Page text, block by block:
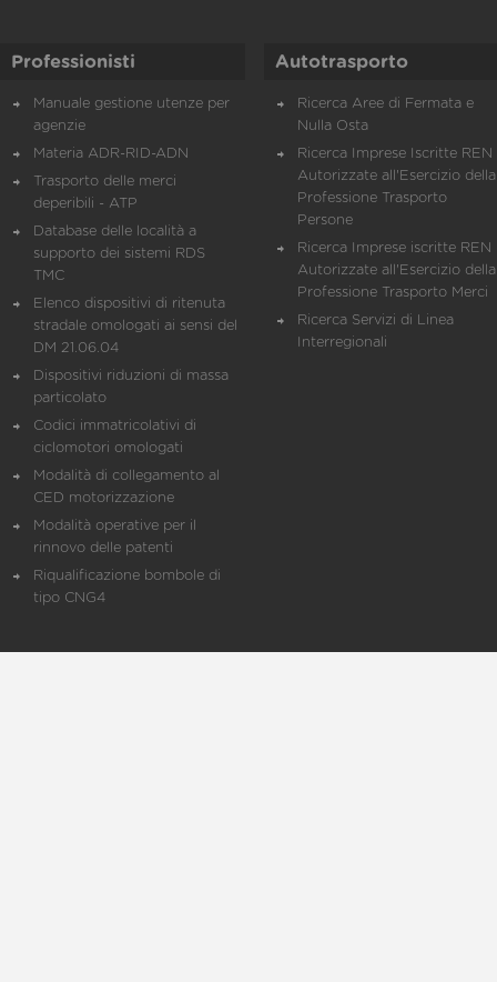
Professionisti
Manuale gestione utenze per
agenzie
Materia ADR-RID-ADN
Trasporto delle merci
deperibili - ATP
Database delle località a
supporto dei sistemi RDS
TMC
Elenco dispositivi di ritenuta
stradale omologati ai sensi del
DM 21.06.04
Dispositivi riduzioni di massa
particolato
Codici immatricolativi di
ciclomotori omologati
Modalità di collegamento al
CED motorizzazione
Modalità operative per il
rinnovo delle patenti
Riqualificazione bombole di
tipo CNG4
Autotrasporto
Ricerca Aree di Fermata e
Nulla Osta
Ricerca Imprese Iscritte REN
Autorizzate all'Esercizio della
Professione Trasporto
Persone
Ricerca Imprese iscritte REN
Autorizzate all'Esercizio della
Professione Trasporto Merci
Ricerca Servizi di Linea
Interregionali